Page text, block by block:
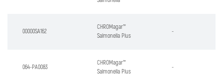
00000SA162
CHROMagar™
Salmonella Plus
-
064-PA0083
CHROMagar™
Salmonella Plus
-